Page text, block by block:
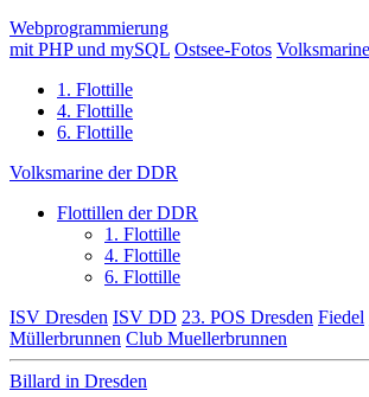
Webprogrammierung
mit PHP und mySQL Ostsee-Fotos
1. Flottille
4. Flottille
6. Flottille
Volksmarine der DDR
Flottillen der DDR
1. Flottille
4. Flottille
6. Flottille
ISV Dresden ISV DD 23. POS Dresden Fiedel
Müllerbrunnen Club Muellerbrunnen
Billard in Dresden